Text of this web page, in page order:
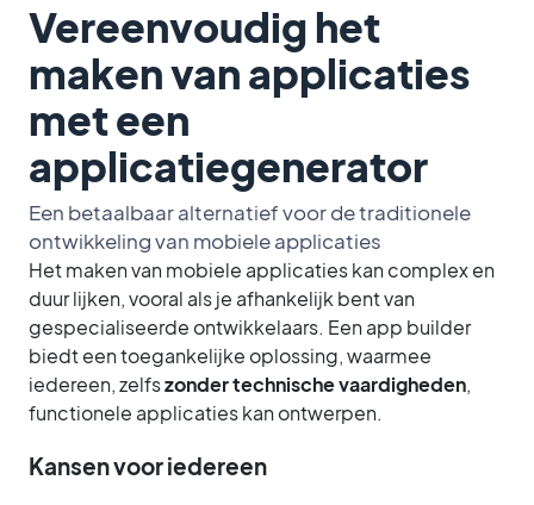
Vereenvoudig het
maken van applicaties
met een
applicatiegenerator
Een betaalbaar alternatief voor de traditionele
ontwikkeling van mobiele applicaties
Het maken van mobiele applicaties kan complex en
duur lijken, vooral als je afhankelijk bent van
gespecialiseerde ontwikkelaars. Een app builder
biedt een toegankelijke oplossing, waarmee
iedereen, zelfszonder technische vaardigheden,
functionele applicaties kan ontwerpen.
Kansen voor iedereen